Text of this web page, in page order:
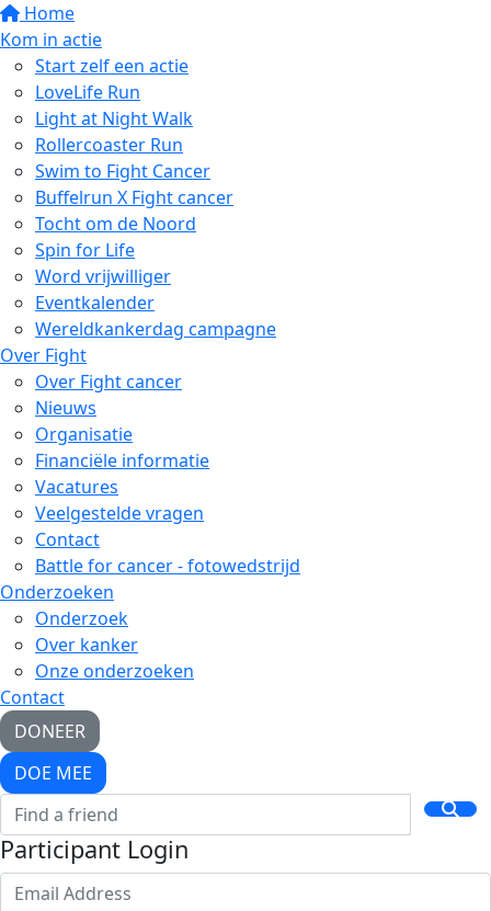
Home
Kom in actie
Start zelf een actie
LoveLife Run
Light at Night Walk
Rollercoaster Run
Swim to Fight Cancer
Buffelrun X Fight cancer
Tocht om de Noord
Spin for Life
Word vrijwilliger
Eventkalender
Wereldkankerdag campagne
Over Fight
Over Fight cancer
Nieuws
Organisatie
Financiële informatie
Vacatures
Veelgestelde vragen
Contact
Battle for cancer - fotowedstrijd
Onderzoeken
Onderzoek
Over kanker
Onze onderzoeken
Contact
DONEER
DOE MEE
Participant Login